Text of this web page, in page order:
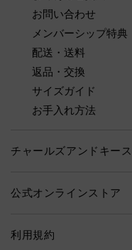
お問い合わせ
メンバーシップ特典
配送・送料
返品・交換
サイズガイド
お手入れ方法
チャールズアンドキー
公式オンラインストア
利用規約